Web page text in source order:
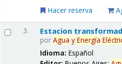
Hacer reserva
3. Estacion
porAgua y Energía
Idioma:Español